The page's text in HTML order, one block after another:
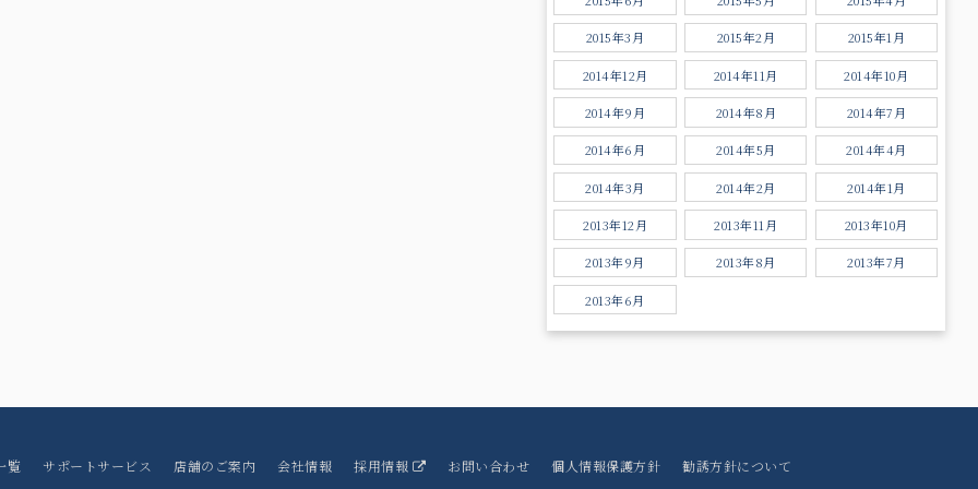
2015年3月 2015年2月 2015年1月
2014年12月 2014年11月 2014年10月
2014年9月 2014年8月 2014年7月
2014年6月 2014年5月 2014年4月
2014年3月 2014年2月 2014年1月
2013年12月 2013年11月 2013年10月
2013年9月 2013年8月 2013年7月
2013年6月
覧 サポートサービス 店舗のご案内 会社情報 採用情報 お問い合わせ 個人情報保護方針 勧誘方針について